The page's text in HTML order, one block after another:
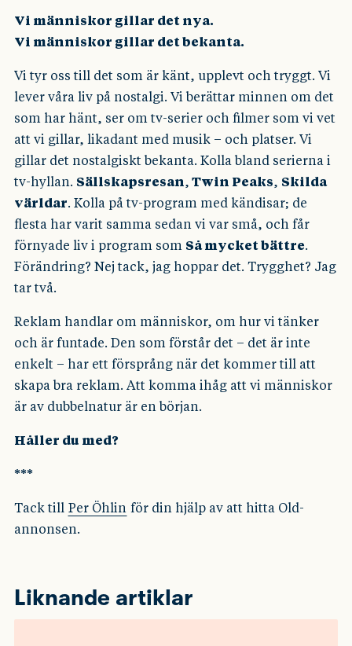
Vi människor gillar det nya.
Vi människor gillar det bekanta.
Vi tyr oss till det som är känt, upplevt och tryggt. Vi
lever våra liv på nostalgi. Vi berättar minnen om det
som har hänt, ser om tv-serier och filmer som vi vet
att vi gillar, likadant med musik – och platser. Vi
gillar det nostalgiskt bekanta. Kolla bland serierna i
tv-hyllan. Sällskapsresan, Twin Peaks, Skilda
världar. Kolla på tv-program med kändisar; de
flesta har varit samma sedan vi var små, och får
förnyade liv i program som Så mycket bättre.
Förändring? Nej tack, jag hoppar det. Trygghet? Jag
tar två.
Reklam handlar om människor, om hur vi tänker
och är funtade. Den som förstår det – det är inte
enkelt – har ett försprång när det kommer till att
skapa bra reklam. Att komma ihåg att vi människor
är av dubbelnatur är en början.
Håller du med?
***
Tack till Per Öhlin för din hjälp av att hitta Old-
annonsen.
Liknande artiklar